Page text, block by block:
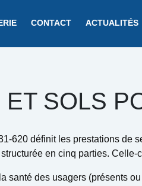
CONTACT ACTUALITÉS
ET SOLS
620 définit les prestations de
en cinq parties. Celle-
santé des usagers (présents